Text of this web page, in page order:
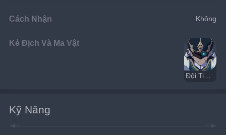
Cách Nhận Không
Kẻ Địch Và Ma Vật
Đội Tiên Phong Fatui - Quân Tiên Phong Tay Đấm Phong
Kỹ Năng